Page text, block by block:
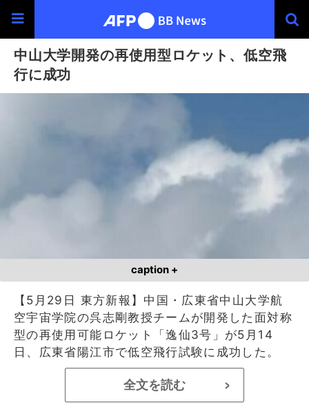
中山大学開発の再使用型ロケット、低空飛
行に成功
caption +
【5月29日 東方新報】中国・広東省中山大学航
空宇宙学院の呉志剛教授チームが開発した面対称
型の再使用可能ロケット「逸仙3号」が5月14
日、広東省陽江市で低空飛行試験に成功した。
全文を読む >